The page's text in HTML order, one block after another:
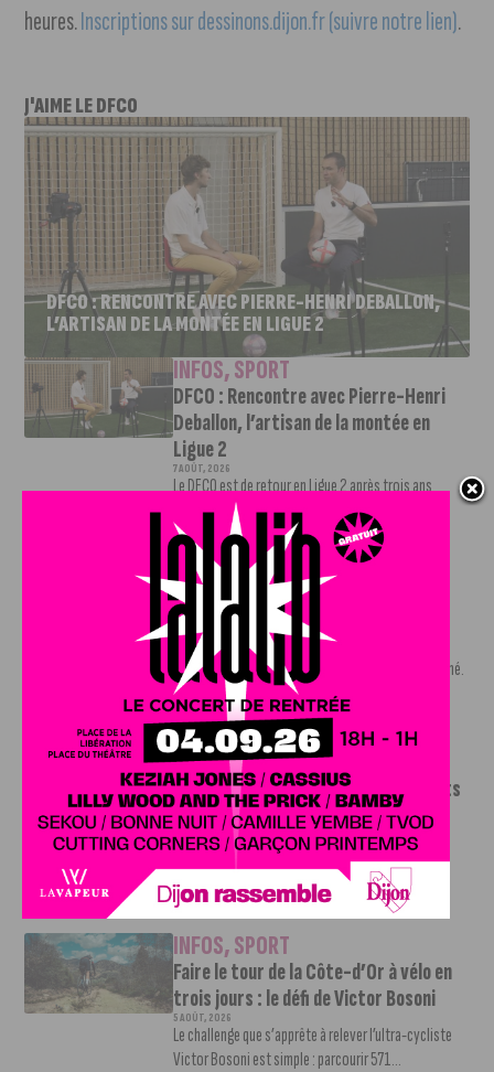
heures.Inscriptions sur dessinons.dijon.fr (suivre notre lien).
J'AIME LE DFCO
DFCO : RENCONTRE AVEC PIERRE-HENRI DEBALLON,
L’ARTISAN DE LA MONTÉE EN LIGUE 2
INFOS,SPORT
DFCO : Rencontre avec Pierre-Henri
Deballon, l’artisan de la montée en
Ligue 2
7 AOÛT, 2026
Le DFCO est de retour en Ligue 2 après trois ans
d’absence. La saison...
INFOS SPORT
Nouvelle arrivée à la JDA Basket,
Shevon Thompson est dijonnais
7 AOÛT, 2026
Le mercato estival de la JDA n’est pas encore terminé.
Une nouvelle recrue vient...
INFOS,SPORT
Le DFCO dévoile ses nouveaux maillots
pour la saison 2026-2027
6 AOÛT, 2026
Le club dijonnais a présenté ses nouveaux maillots
pour son retour en Ligue 2....
INFOS,SPORT
Faire le tour de la Côte-d’Or à vélo en
trois jours : le défi de Victor Bosoni
5 AOÛT, 2026
Le challenge que s’apprête à relever l’ultra-cycliste
Victor Bosoni est simple : parcourir 571...